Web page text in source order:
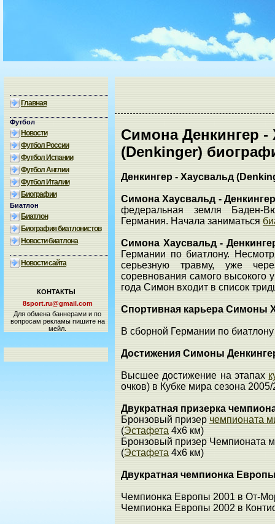
Главная
Футбол
Новости
Футбол России
Футбол Испании
Футбол Англии
Футбол Италии
Биографии
Биатлон
Биатлон
Биография биатлонистов
Новости биатлона
Новости сайта
КОНТАКТЫ
8sport.ru@gmail.com
Для обмена баннерами и по
вопросам рекламы пишите на
мейл.
Симона Денкингер -
(Denkinger)
Денкингер - Хаусвальд
Симона Хаусвальд -
федеральная земля Баден-
Германия. Начала заниматься
Симона Хаусвальд -
Германии по биатлону.
серьезную травму, уже
соревнования самого высокого
года Симон входит в список
Спортивная карьера Симоны
В сборной Германии по биатлону
Достижения Симоны
Высшее достижение на этапах
очков) в Кубке мира сезона
Двукратная призерка
Бронзовый призер чемпионата
(Эстафета 4х6 км)
Бронзовый призер Чемпионата
(Эстафета 4х6 км)
Двукратная чемпионка
Чемпионка Европы 2001 в От-
Чемпионка Европы 2002 в